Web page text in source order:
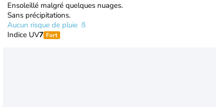
Ensoleillé malgré quelques nuages.
Sans précipitations.
Aucun risque de pluie
Indice UV7 Fort